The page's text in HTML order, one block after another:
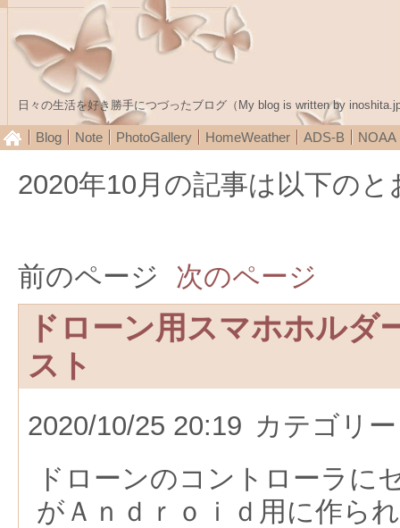
日々の生活を好き勝手につづったブログ（My blog is written by
Blog Note PhotoGallery HomeWeather ADS-B NOAA
2020年10月の記事は以下の
前のページ 次のページ
ドローン用スマホホルダ
スト
2020/10/25 20:19 カテゴリ
ドローンのコントローラに
がＡｎｄｒｏｉｄ用に作ら